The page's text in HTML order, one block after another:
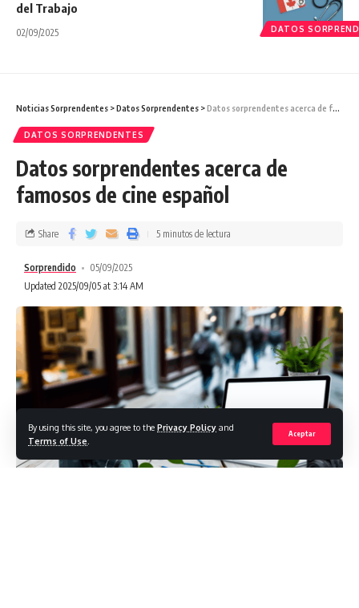
By using this site, you agree to the Privacy Policy and
Terms of Use
Aceptar
DATOS
del Trabajo
02/09/2025
Noticias Sorprendentes >Datos Sorprendentes >Datos sorprendentes acerca de famosos de cine español
DATOS SORPRENDENTES
Datos sorprendentes acerca de
famosos de cine español
Sorprendido
05/09/2025
Updated 2025/09/05 at 3:14 AM
Share 5 minutos de lectura